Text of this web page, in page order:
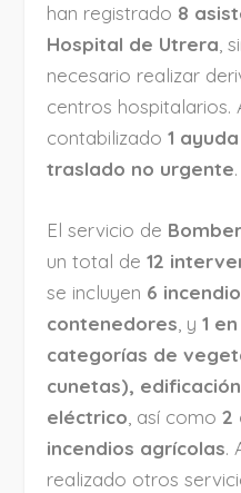
han registrado 8
Hospital de Utrera ,
necesario realizar
centros hospitalarios.
contabilizado1
traslado no urgente.
El servicio de
un total de12
se incluyen 6
contenedores, y1
categorías de
cunetas),
eléctrico, así como2
incendios agrícolas.
realizado otros